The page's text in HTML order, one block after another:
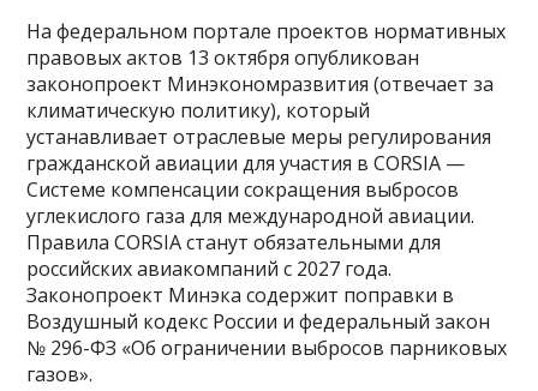
На федеральном портале проектов нормативных
правовых актов 13 октября опубликован
законопроект Минэкономразвития (отвечает за
климатическую политику), который
устанавливает отраслевые меры регулирования
гражданской авиации для участия в CORSIA —
Системе компенсации сокращения выбросов
углекислого газа для международной авиации.
Правила CORSIA станут обязательными для
российских авиакомпаний с 2027 года.
Законопроект Минэка содержит поправки в
Воздушный кодекс России и федеральный закон
№ 296-ФЗ «Об ограничении выбросов парниковых
газов».